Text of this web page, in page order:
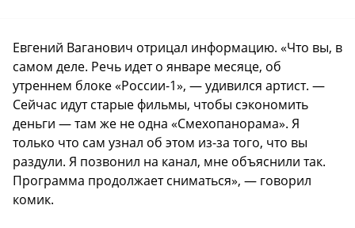
Евгений Ваганович отрицал информацию. «Что вы, в
самом деле. Речь идет о январе месяце, об
утреннем блоке «России-1», — удивился артист. —
Сейчас идут старые фильмы, чтобы сэкономить
деньги — там же не одна «Смехопанорама». Я
только что сам узнал об этом из-за того, что вы
раздули. Я позвонил на канал, мне объяснили так.
Программа продолжает сниматься», — говорил
комик.